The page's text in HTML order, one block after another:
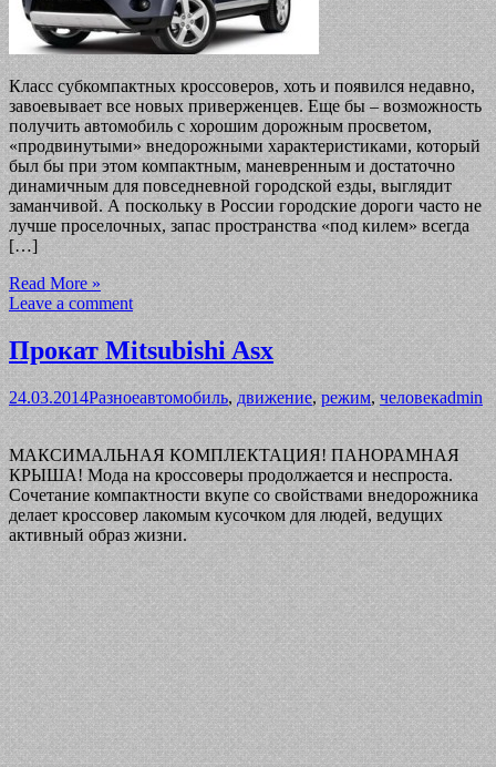
Класс субкомпактных кроссоверов, хоть и появился недавно,
завоевывает все новых приверженцев. Еще бы – возможность
получить автомобиль с хорошим дорожным просветом,
«продвинутыми» внедорожными характеристиками, который
был бы при этом компактным, маневренным и достаточно
динамичным для повседневной городской езды, выглядит
заманчивой. А поскольку в России городские дороги часто не
лучше проселочных, запас пространства «под килем» всегда
[…]
Read More »
Leave a comment
Прокат Mitsubishi Asx
24.03.2014Разноеавтомобиль,движение,режим,человекadmin
МАКСИМАЛЬНАЯ КОМПЛЕКТАЦИЯ! ПАНОРАМНАЯ
КРЫША! Мода на кроссоверы продолжается и неспроста.
Сочетание компактности вкупе со свойствами внедорожника
делает кроссовер лакомым кусочком для людей, ведущих
активный образ жизни.